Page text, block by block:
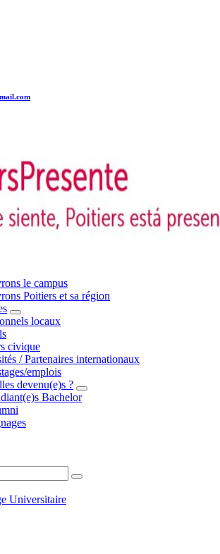
le campus
Poitiers et sa région
locaux
civique
/ Partenaires internationaux
emplois
devenu(e)s ?
Bachelor
Universitaire